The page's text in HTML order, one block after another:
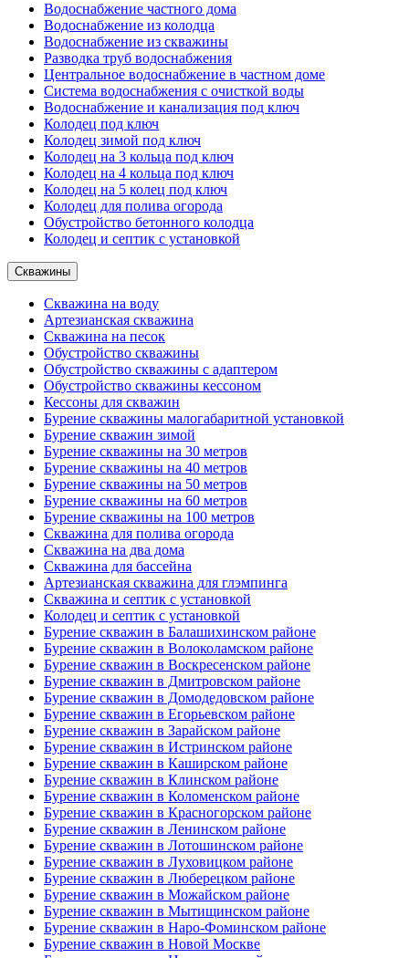
Водоснабжение частного дома
Водоснабжение из колодца
Водоснабжение из скважины
Разводка труб водоснабжения
Центральное водоснабжение в частном доме
Система водоснабжения с очисткой воды
Водоснабжение и канализация под ключ
Колодец под ключ
Колодец зимой под ключ
Колодец на 3 кольца под ключ
Колодец на 4 кольца под ключ
Колодец на 5 колец под ключ
Колодец для полива огорода
Обустройство бетонного колодца
Колодец и септик с установкой
Скважины
Скважина на воду
Артезианская скважина
Скважина на песок
Обустройство скважины
Обустройство скважины с адаптером
Обустройство скважины кессоном
Кессоны для скважин
Бурение скважины малогабаритной установкой
Бурение скважин зимой
Бурение скважины на 30 метров
Бурение скважины на 40 метров
Бурение скважины на 50 метров
Бурение скважины на 60 метров
Бурение скважины на 100 метров
Скважина для полива огорода
Скважина на два дома
Скважина для бассейна
Артезианская скважина для глэмпинга
Скважина и септик с установкой
Колодец и септик с установкой
Бурение скважин в Балашихинском районе
Бурение скважин в Волоколамском районе
Бурение скважин в Воскресенском районе
Бурение скважин в Дмитровском районе
Бурение скважин в Домодедовском районе
Бурение скважин в Егорьевском районе
Бурение скважин в Зарайском районе
Бурение скважин в Истринском районе
Бурение скважин в Каширском районе
Бурение скважин в Клинском районе
Бурение скважин в Коломенском районе
Бурение скважин в Красногорском районе
Бурение скважин в Ленинском районе
Бурение скважин в Лотошинском районе
Бурение скважин в Луховицком районе
Бурение скважин в Люберецком районе
Бурение скважин в Можайском районе
Бурение скважин в Мытищинском районе
Бурение скважин в Наро-Фоминском районе
Бурение скважин в Новой Москве